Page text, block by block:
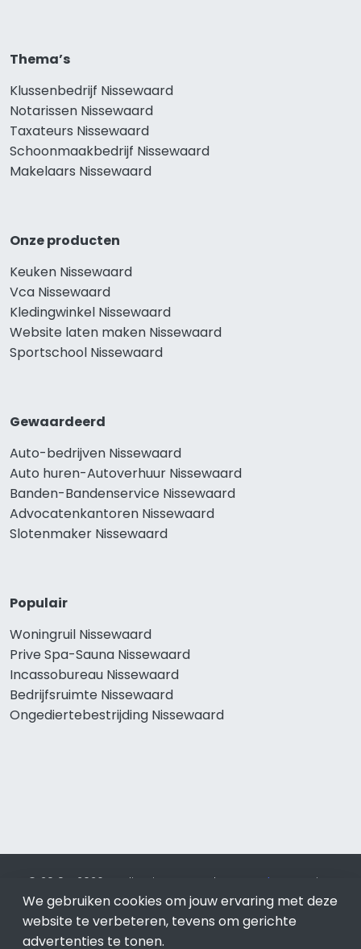
Thema’s
Klussenbedrijf Nissewaard
Notarissen Nissewaard
Taxateurs Nissewaard
Schoonmaakbedrijf Nissewaard
Makelaars Nissewaard
Onze producten
Keuken Nissewaard
Vca Nissewaard
Kledingwinkel Nissewaard
Website laten maken Nissewaard
Sportschool Nissewaard
Gewaardeerd
Auto-bedrijven Nissewaard
Auto huren-Autoverhuur Nissewaard
Banden-Bandenservice Nissewaard
Advocatenkantoren Nissewaard
Slotenmaker Nissewaard
Populair
Woningruil Nissewaard
Prive Spa-Sauna Nissewaard
Incassobureau Nissewaard
Bedrijfsruimte Nissewaard
Ongediertebestrijding Nissewaard
© 2019 - 2026 Realisatie en SEO door SEO-bureau
Lion
Internet. Betaal alleen voor bewezen resultaten?SEO
optimalisatie No Cure No Pay.Nissewaardis onderdeel van
Lion Internet.
We gebruiken cookies om jouw ervaring met deze
website te verbeteren, tevens om gerichte
advertenties te tonen.